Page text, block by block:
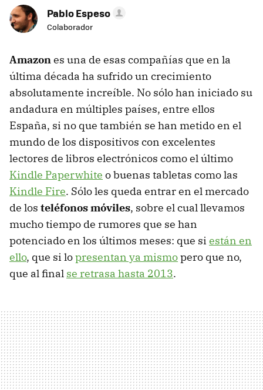
Pablo Espeso
Colaborador
Amazones una de esas compañías que en la
última década ha sufrido un crecimiento
absolutamente increíble. No sólo han iniciado su
andadura en múltiples países, entre ellos
España, si no que también se han metido en el
mundo de los dispositivos con excelentes
lectores de libros electrónicos como el último
Kindle Paperwhite o buenas tabletas como las
Kindle Fire. Sólo les queda entrar en el mercado
de los teléfonos móviles, sobre el cual llevamos
mucho tiempo de rumores que se han
potenciado en los últimos meses: que si están en
ello, que si lopresentan ya mismopero que no,
que al final se retrasa hasta 2013.